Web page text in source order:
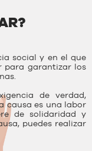
social y en el que
para garantizar los
de verdad,
causa es una labor
de solidaridad y
puedes realizar